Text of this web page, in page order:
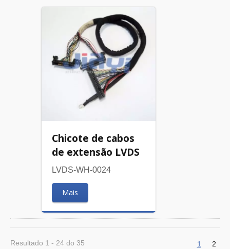
Chicote de cabos
de extensão LVDS
LVDS-WH-0024
Mais
Resultado 1 - 24 do 35 1 2